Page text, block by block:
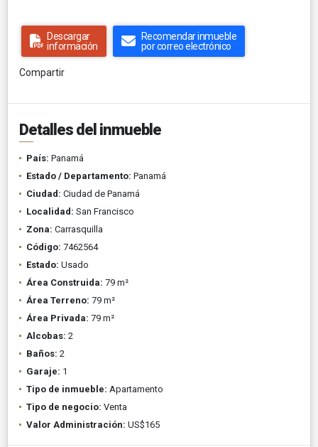
Descargar
información
Recomendar inmueble
por correo electrónico
Compartir
Detalles del inmueble
País: Panamá
Estado / Departamento: Panamá
Ciudad: Ciudad de Panamá
Localidad: San Francisco
Zona: Carrasquilla
Código: 7462564
Estado: Usado
Área Construida: 79 m²
Área Terreno: 79 m²
Área Privada: 79 m²
Alcobas: 2
Baños: 2
Garaje: 1
Tipo de inmueble: Apartamento
Tipo de negocio: Venta
Valor Administración: US$165